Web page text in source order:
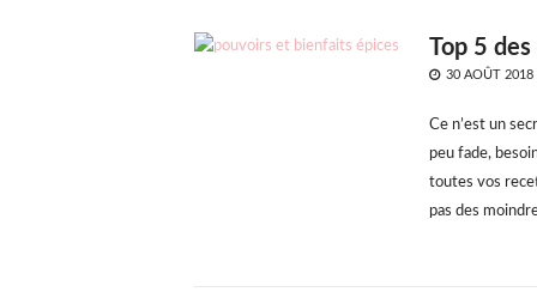
Top 5
POSTED
30 AOÛT 2018
Ce n’est un
peu fade,
toutes vos
pas des